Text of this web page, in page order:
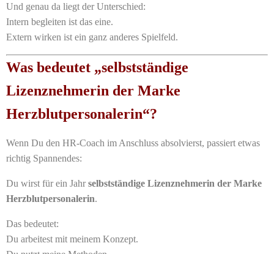
Und genau da liegt der Unterschied:
Intern begleiten ist das eine.
Extern wirken ist ein ganz anderes Spielfeld.
Was bedeutet „selbstständige
Lizenznehmerin der Marke
Herzblutpersonalerin“?
Wenn Du den HR-Coach im Anschluss absolvierst, passiert etwas
richtig Spannendes:
Du wirst für ein Jahrselbstständige Lizenznehmerin der Marke
Herzblutpersonalerin.
Das bedeutet:
Du arbeitest mit meinem Konzept.